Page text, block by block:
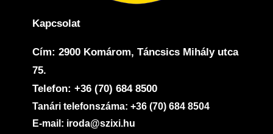
Kapcsolat
Cím: 2900 Komárom, Táncsics Mihály utca
75.
Telefon: +36 (70) 684 8500
Tanári telefonszáma: +36 (70) 684 8504
E-mail: iroda@szixi.hu